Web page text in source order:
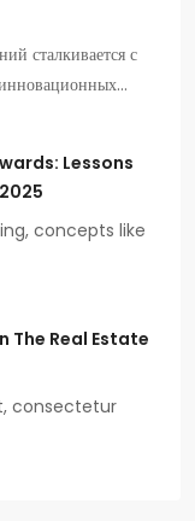
сталкивается с
Lessons
concepts like
The Real Estate
consectetur